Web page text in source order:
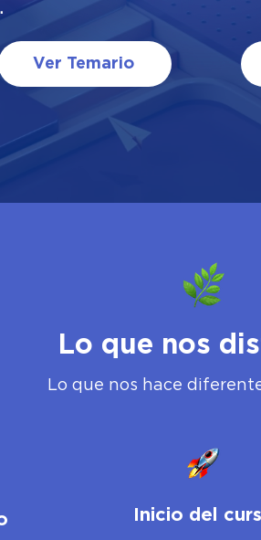
Ver Temario
Lo que nos
Lo que nos hace
Inicio del